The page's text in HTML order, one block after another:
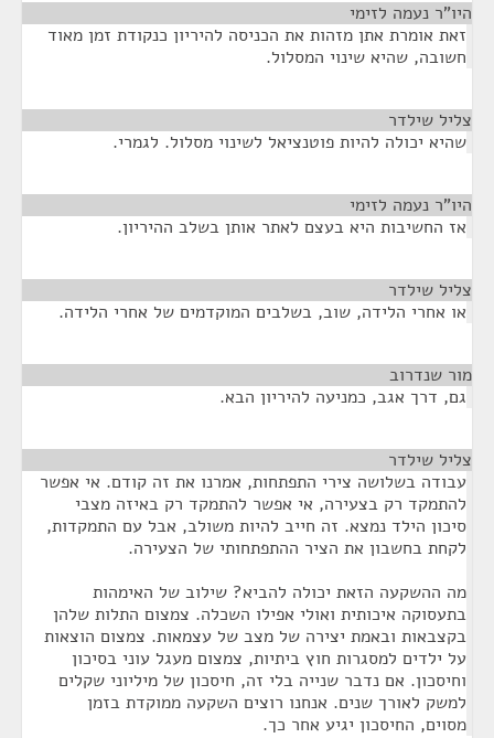
היו"ר נעמה לזימי
זאת אומרת אתן מזהות את הכניסה להיריון כנקודת זמן מאוד
חשובה, שהיא שינוי המסלול.
צליל שילדר
שהיא יכולה להיות פוטנציאל לשינוי מסלול. לגמרי.
היו"ר נעמה לזימי
אז החשיבות היא בעצם לאתר אותן בשלב ההיריון.
צליל שילדר
או אחרי הלידה, שוב, בשלבים המוקדמים של אחרי הלידה.
מור שנדרוב
גם, דרך אגב, כמניעה להיריון הבא.
צליל שילדר
עבודה בשלושה צירי התפתחות, אמרנו את זה קודם. אי אפשר
להתמקד רק בצעירה, אי אפשר להתמקד רק באיזה מצבי
סיכון הילד נמצא. זה חייב להיות משולב, אבל עם התמקדות,
לקחת בחשבון את הציר ההתפתחותי של הצעירה.
מה ההשקעה הזאת יכולה להביא? שילוב של האימהות
בתעסוקה איכותית ואולי אפילו השכלה. צמצום התלות שלהן
בקצבאות ובאמת יצירה של מצב של עצמאות. צמצום הוצאות
על ילדים למסגרות חוץ ביתיות, צמצום מעגל עוני בסיכון
וחיסכון. אם נדבר שנייה בלי זה, חיסכון של מיליוני שקלים
למשק לאורך שנים. אנחנו רוצים השקעה ממוקדת בזמן
מסוים, החיסכון יגיע אחר כך.